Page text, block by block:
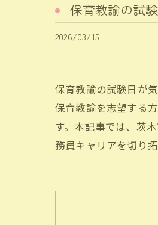
保育教諭の試
2026/03/15
保育教諭の試験日が
保育教諭を志望する
す。本記事では、茨
務員キャリアを切り